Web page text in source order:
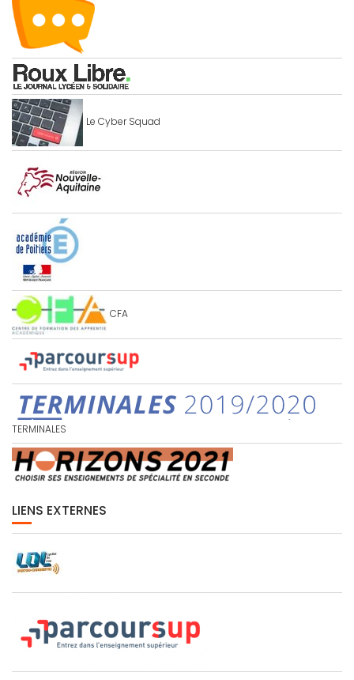
Le Cyber Squad
CFA
TERMINALES
LIENS EXTERNES